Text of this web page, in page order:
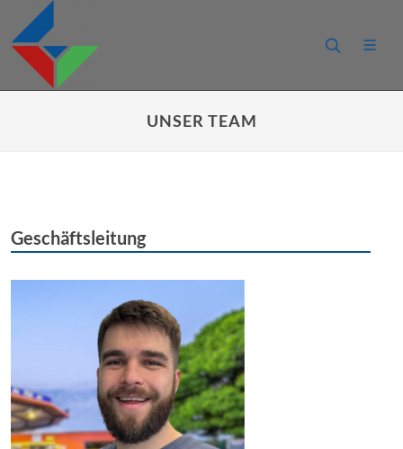
UNSER TEAM
Geschäftsleitung